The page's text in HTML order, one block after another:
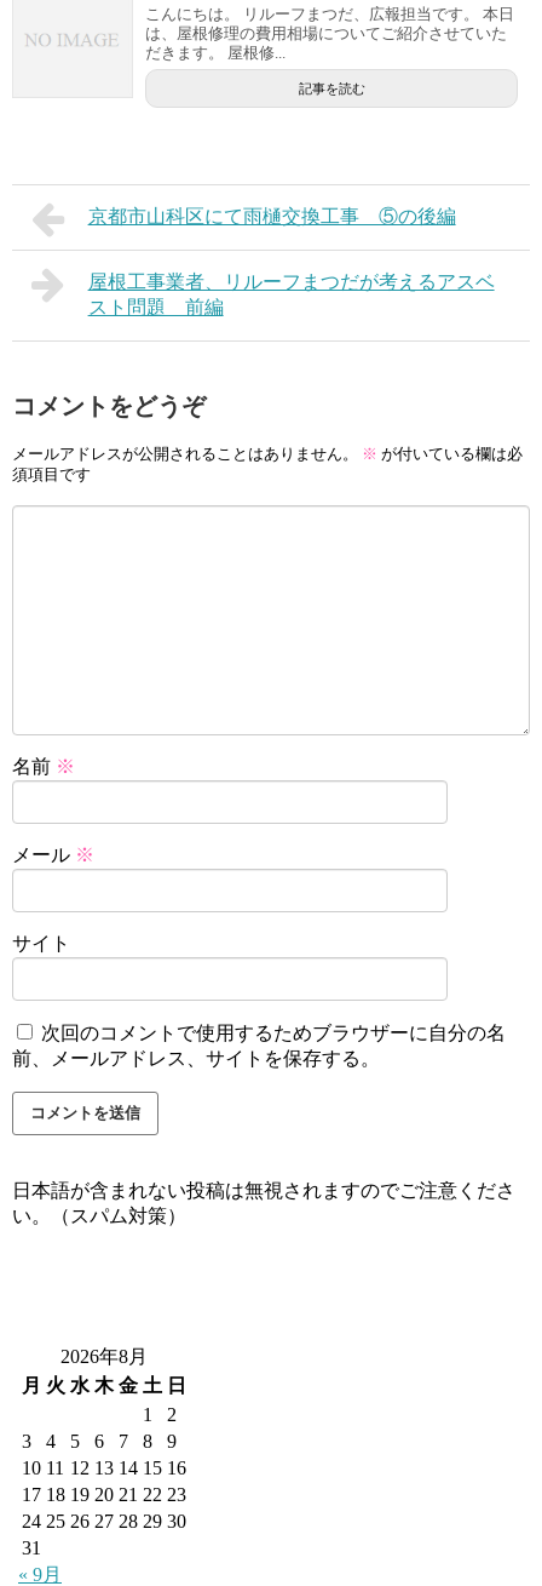
こんにちは。 リルーフまつだ、広報担当です。 本日
は、屋根修理の費用相場についてご紹介させていた
だきます。 屋根修...
記事を読む
京都市山科区にて雨樋交換工事 ⑤の後編
屋根工事業者、リルーフまつだが考えるアスベ
スト問題 前編
コメントをどうぞ
メールアドレスが公開されることはありません。 ※ が付いている欄は必
須項目です
名前 ※
メール ※
サイト
次回のコメントで使用するためブラウザーに自分の名
前、メールアドレス、サイトを保存する。
日本語が含まれない投稿は無視されますのでご注意くださ
い。（スパム対策）
2026年8月
月 火 水 木 金 土 日
1
2
3
4 5 6 7 8
9
10 11 12 13 14 15 16
17 18 19 20 21 22 23
24 25 26 27 28 29 30
31
« 9月